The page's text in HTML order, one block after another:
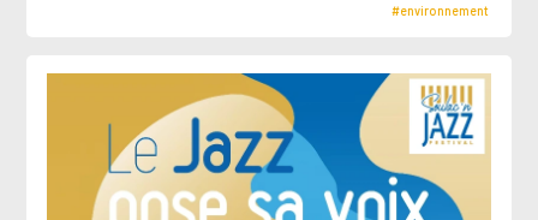
#environnement